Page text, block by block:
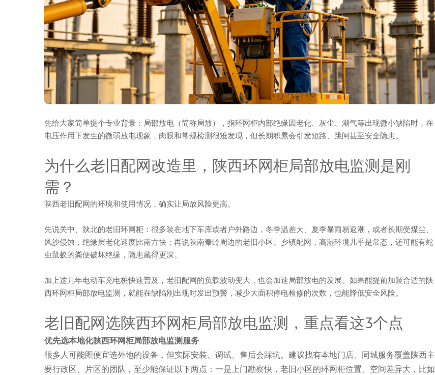
先给大家简单提个专业背景：局部放电（简称局放），指环网柜内部绝缘因老化、灰尘、潮气等出现微小缺陷时，在
电压作用下发生的微弱放电现象，肉眼和常规检测很难发现，但长期积累会引发短路、跳闸甚至安全隐患。
为什么老旧配网改造里，陕西环网柜局部放电监测是刚
需？
陕西老旧配网的环境和使用情况，确实让局放风险更高。
先说关中、陕北的老旧环网柜：很多装在地下车库或者户外路边，冬季温差大、夏季暴雨易返潮，或者长期受煤尘、
风沙侵蚀，绝缘层老化速度比南方快；再说陕南秦岭周边的老旧小区、乡镇配网，高湿环境几乎是常态，还可能有蛇
虫鼠蚁的粪便破坏绝缘，隐患藏得更深。
加上这几年电动车充电桩快速普及，老旧配网的负载波动变大，也会加速局部放电的发展。如果能提前加装合适的陕
西环网柜局部放电监测，就能在缺陷刚出现时发出预警，减少大面积停电检修的次数，也能降低安全风险。
老旧配网选陕西环网柜局部放电监测，重点看这3个点
优先选本地化陕西环网柜局部放电监测服务
很多人可能图便宜选外地的设备，但实际安装、调试、售后会踩坑。建议找有本地门店、同城服务覆盖陕西主
要行政区、片区的团队，至少能保证以下两点：一是上门勘察快，老旧小区的环网柜位置、空间差异大，比如